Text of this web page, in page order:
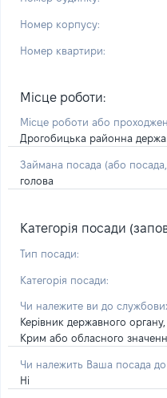
Номер корпусу:
Номер квартири:
Місце роботи:
Місце роботи або
Дрогобицька районна
Займана посада (або
голова
Категорія посади
Тип посади:
Категорія посади:
Чи належите ви до службових
Керівник державного
Крим або обласного
Чи належить Ваша посада до
Ні